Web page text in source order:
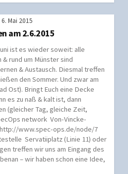
6. Mai 2015
am 2.6.2015
ist es wieder soweit: alle
rund um Münster sind
& Austausch. Diesmal treffen
den Sommer. Und zwar am
Ost). Bringt Euch eine Decke
es zu naß & kalt ist, dann
(gleicher Tag, gleiche Zeit,
network Von-Vincke-
www.spec-ops.de/node/7
Servatiiplatz (Linie 11) oder
treffen wir uns am Eingang des
– wir haben schon eine Idee,